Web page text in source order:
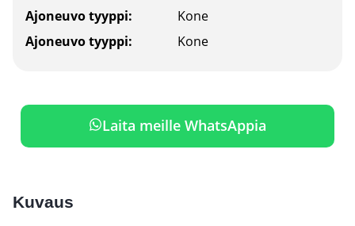
Ajoneuvo tyyppi:
Kone
Ajoneuvo tyyppi:
Kone
Laita meille WhatsAppia
Kuvaus